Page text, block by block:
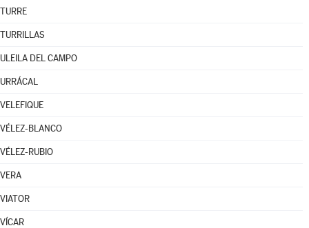
TURRE
TURRILLAS
ULEILA DEL CAMPO
URRÁCAL
VELEFIQUE
VÉLEZ-BLANCO
VÉLEZ-RUBIO
VERA
VIATOR
VÍCAR